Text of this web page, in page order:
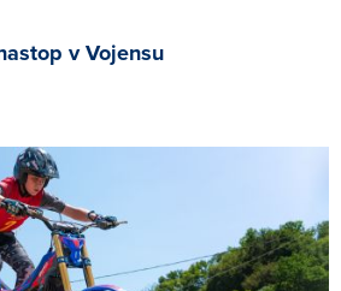
v Vojensu